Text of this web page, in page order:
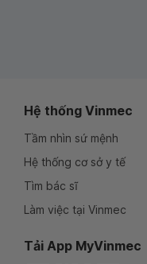
Hệ thống Vinmec
Tầm nhìn sứ mệnh
Hệ thống cơ sở y tế
Tìm bác sĩ
Làm việc tại Vinmec
Tải App MyVinmec